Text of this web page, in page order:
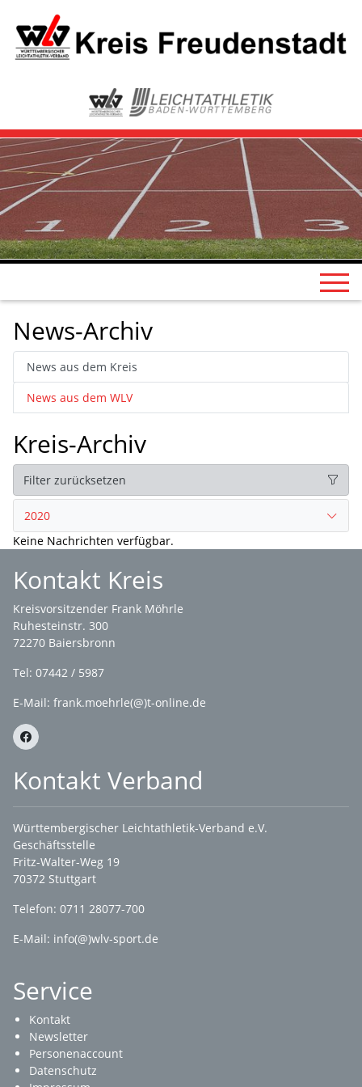
News-Archiv
News aus dem Kreis
News aus dem WLV
Kreis-Archiv
Filter zurücksetzen
2020
Keine Nachrichten verfügbar.
Kontakt Kreis
Kreisvorsitzender Frank Möhrle
Ruhesteinstr. 300
72270 Baiersbronn
Tel: 07442 / 5987
E-Mail: frank.moehrle(@)t-online.de
Kontakt Verband
Württembergischer Leichtathletik-Verband e.V.
Geschäftsstelle
Fritz-Walter-Weg 19
70372 Stuttgart
Telefon: 0711 28077-700
E-Mail: info(@)wlv-sport.de
Service
Kontakt
Newsletter
Personenaccount
Datenschutz